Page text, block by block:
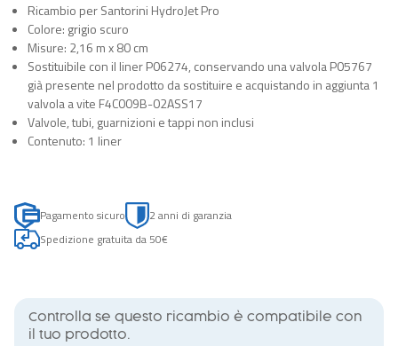
Ricambio per Santorini HydroJet Pro
Colore: grigio scuro
Misure: 2,16 m x 80 cm
Sostituibile con il liner P06274, conservando una valvola P05767
già presente nel prodotto da sostituire e acquistando in aggiunta 1
valvola a vite F4C009B-02ASS17
Valvole, tubi, guarnizioni e tappi non inclusi
Contenuto: 1 liner
Pagamento sicuro
2 anni di garanzia
Spedizione gratuita da 50€
Controlla se questo ricambio è compatibile con
il tuo prodotto.